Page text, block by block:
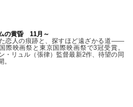
の黄昏 11月～
恋人の痕跡と、探すほど遠ざかる道——
際映画祭と東京国際映画祭で3冠受賞。
・リュル（張律）監督最新2作、待望の同
。